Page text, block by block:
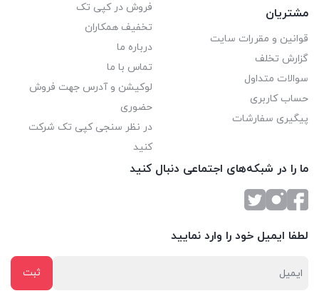
مشتریان
قوانین و مقررات سایت
گزارش تخلف
سوالات متداول
حساب کاربری
پیگیری سفارشات
فروش در کپی تک
تخفیف همکاران
درباره ما
تماس با ما
لوکیشن و آدرس جهت فروش
حضوری
در نظر سنجی کپی تک شرکت
کنید
ما را در شبکه‌های اجتماعی دنبال کنید
لطفا ایمیل خود را وارد نمایید